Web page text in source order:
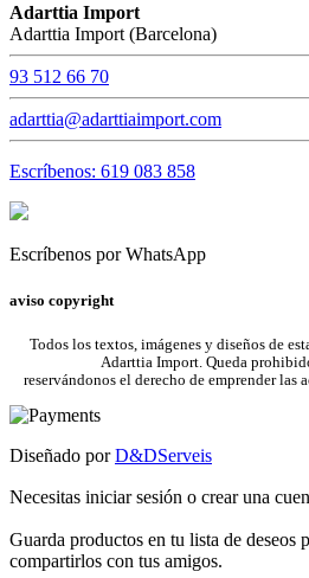
Adarttia Import
Adarttia Import (Barcelona)
93 512 66 70
adarttia@adarttiaimport.com
Escríbenos: 619 083 858
Escríbenos por WhatsApp
aviso copyright
Todos los textos, imágenes y diseños de
Adarttia Import. Queda
reservándonos el derecho de emprender las
Diseñado porD&DServeis
Necesitas iniciar sesión o crear una
Guarda productos en tu lista de deseos
compartirlos con tus amigos.